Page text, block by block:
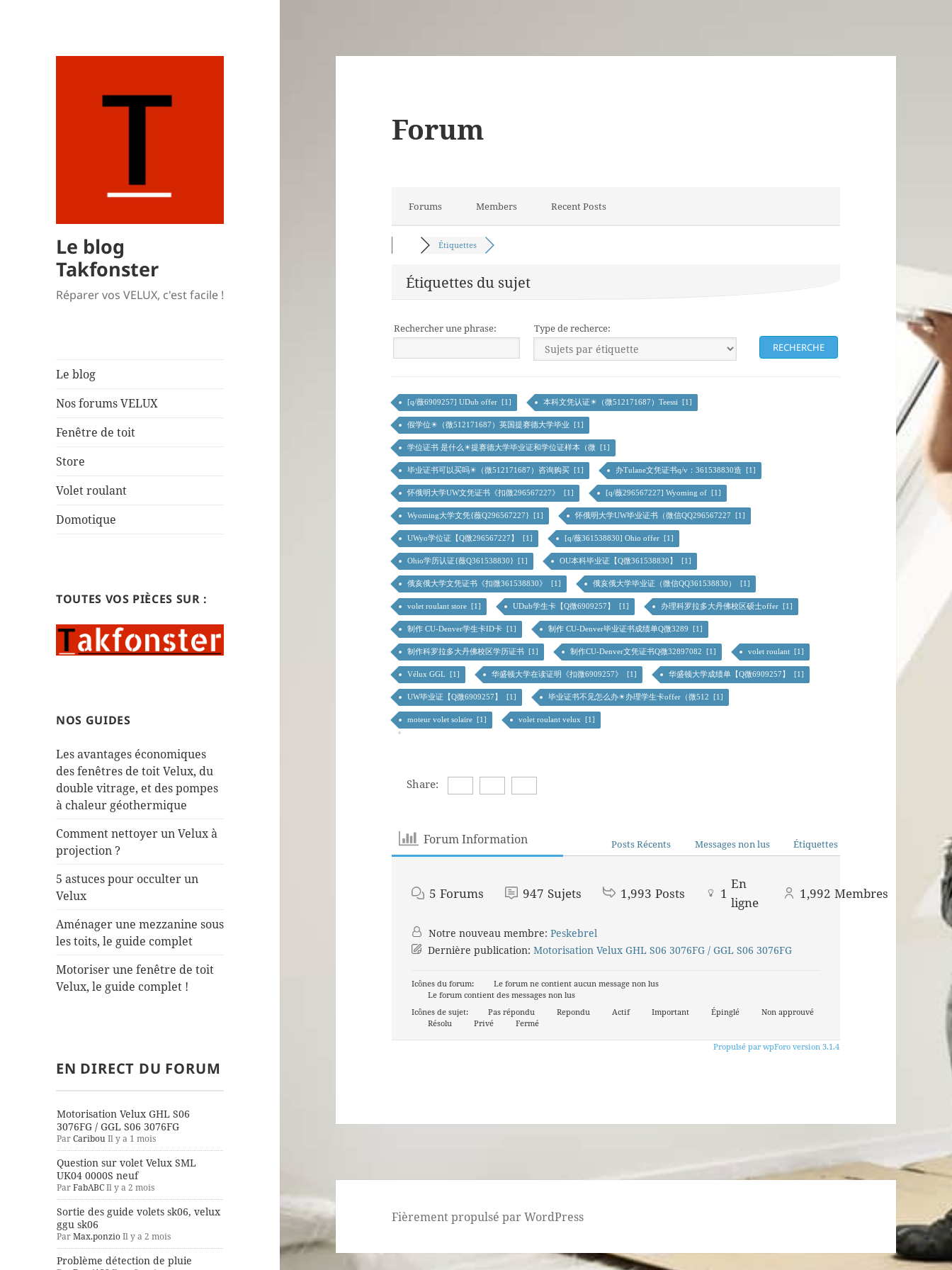
Le blog
Takfonster
Réparer vos VELUX, c'est facile !
Le blog
Nos forums VELUX
Fenêtre de toit
Store
Volet roulant
Domotique
TOUTES VOS PIÈCES SUR :
NOS GUIDES
Les avantages économiques
des fenêtres de toit Velux, du
double vitrage, et des pompes
à chaleur géothermique
Comment nettoyer un Velux à
projection ?
5 astuces pour occulter un
Velux
Aménager une mezzanine sous
les toits, le guide complet
Motoriser une fenêtre de toit
Velux, le guide complet !
EN DIRECT DU FORUM
Motorisation Velux GHL S06
3076FG / GGL S06 3076FG
ParCaribouIl y a 1 mois
Question sur volet Velux SML
UK04 0000S neuf
ParFabABCIl y a 2 mois
Sortie des guide volets sk06, velux
ggu sk06
ParMax.ponzioIl y a 2 mois
Problème détection de pluie
Forum
Forums Members Recent Posts
Étiquettes
Étiquettes du sujet
Rechercher une phrase: Type de recherce:
[q/薇6909257] UDub offer [1] 本科文凭认证☀（微512171687）Teessi [1]
假学位☀（微512171687）英国提赛德大学毕业 [1]
学位证书 是什么☀提赛德大学毕业证和学位证样本（微 [1]
毕业证书可以买吗☀（微512171687）咨询购买 [1] 办Tulane文凭证书q/v：361538830造 [1]
怀俄明大学UW文凭证书《扣微296567227》 [1] [q/薇296567227] Wyoming of [1]
Wyoming大学文凭{薇Q296567227} [1] 怀俄明大学UW毕业证书（微信QQ296567227 [1]
UWyo学位证【Q微296567227】 [1] [q/薇361538830] Ohio offer [1]
Ohio学历认证{薇Q361538830} [1] OU本科毕业证【Q微361538830】 [1]
俄亥俄大学文凭证书《扣微361538830》 [1] 俄亥俄大学毕业证（微信QQ361538830） [1]
volet roulant store [1] UDub学生卡【Q微6909257】 [1] 办理科罗拉多大丹佛校区硕士offer [1]
制作 CU-Denver学生卡ID卡 [1] 制作 CU-Denver毕业证书成绩单Q微3289 [1]
制作科罗拉多大丹佛校区学历证书 [1] 制作CU-Denver文凭证书Q微32897082 [1] volet roulant [1]
Vélux GGL [1] 华盛顿大学在读证明《扣微6909257》 [1] 华盛顿大学成绩单【Q微6909257】 [1]
UW毕业证【Q微6909257】 [1] 毕业证书不见怎么办☀办理学生卡offer（微512 [1]
moteur volet solaire [1] volet roulant velux [1]
Share:
Forum Information Posts Récents Messages non lus Étiquettes
5 Forums 947 Sujets 1,993 Posts 1
En
ligne
1,992 Membres
Notre nouveau membre:Peskebrel
Dernière publication:Motorisation Velux GHL S06 3076FG / GGL S06 3076FG
Icônes du forum:
Le forum ne contient aucun message non lus
Le forum contient des messages non lus
Icônes de sujet:
Pas répondu Repondu Actif Important Épinglé
Non approuvé
Résolu
Privé Fermé
Propulsé par wpForo version 3.1.4
Fièrement propulsé par WordPress